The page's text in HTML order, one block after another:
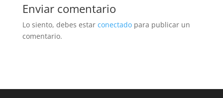
Enviar comentario
Lo siento, debes estar conectadopara publicar un
comentario.